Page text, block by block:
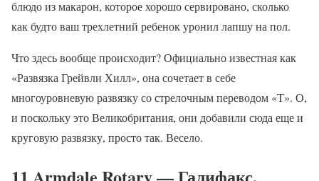
блюдо из макарон, которое хорошо сервировано, сколько
как будто ваш трехлетний ребенок уронил лапшу на пол.
Что здесь вообще происходит? Официально известная как
«Развязка Грейвли Хилл», она сочетает в себе
многоуровневую развязку со стрелочным переводом «Т». О,
и поскольку это Великобритания, они добавили сюда еще и
круговую развязку, просто так. Весело.